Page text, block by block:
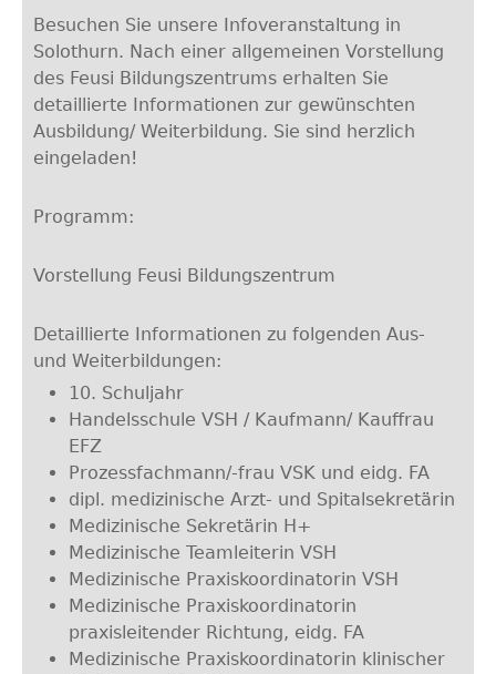
Besuchen Sie unsere Infoveranstaltung in
Solothurn. Nach einer allgemeinen Vorstellung
des Feusi Bildungszentrums erhalten Sie
detaillierte Informationen zur gewünschten
Ausbildung/ Weiterbildung. Sie sind herzlich
eingeladen!
Programm:
Vorstellung Feusi Bildungszentrum
Detaillierte Informationen zu folgenden Aus-
und Weiterbildungen:
10. Schuljahr
Handelsschule VSH / Kaufmann/ Kauffrau
EFZ
Prozessfachmann/-frau VSK und eidg. FA
dipl. medizinische Arzt- und Spitalsekretärin
Medizinische Sekretärin H+
Medizinische Teamleiterin VSH
Medizinische Praxiskoordinatorin VSH
Medizinische Praxiskoordinatorin
praxisleitender Richtung, eidg. FA
Medizinische Praxiskoordinatorin klinischer